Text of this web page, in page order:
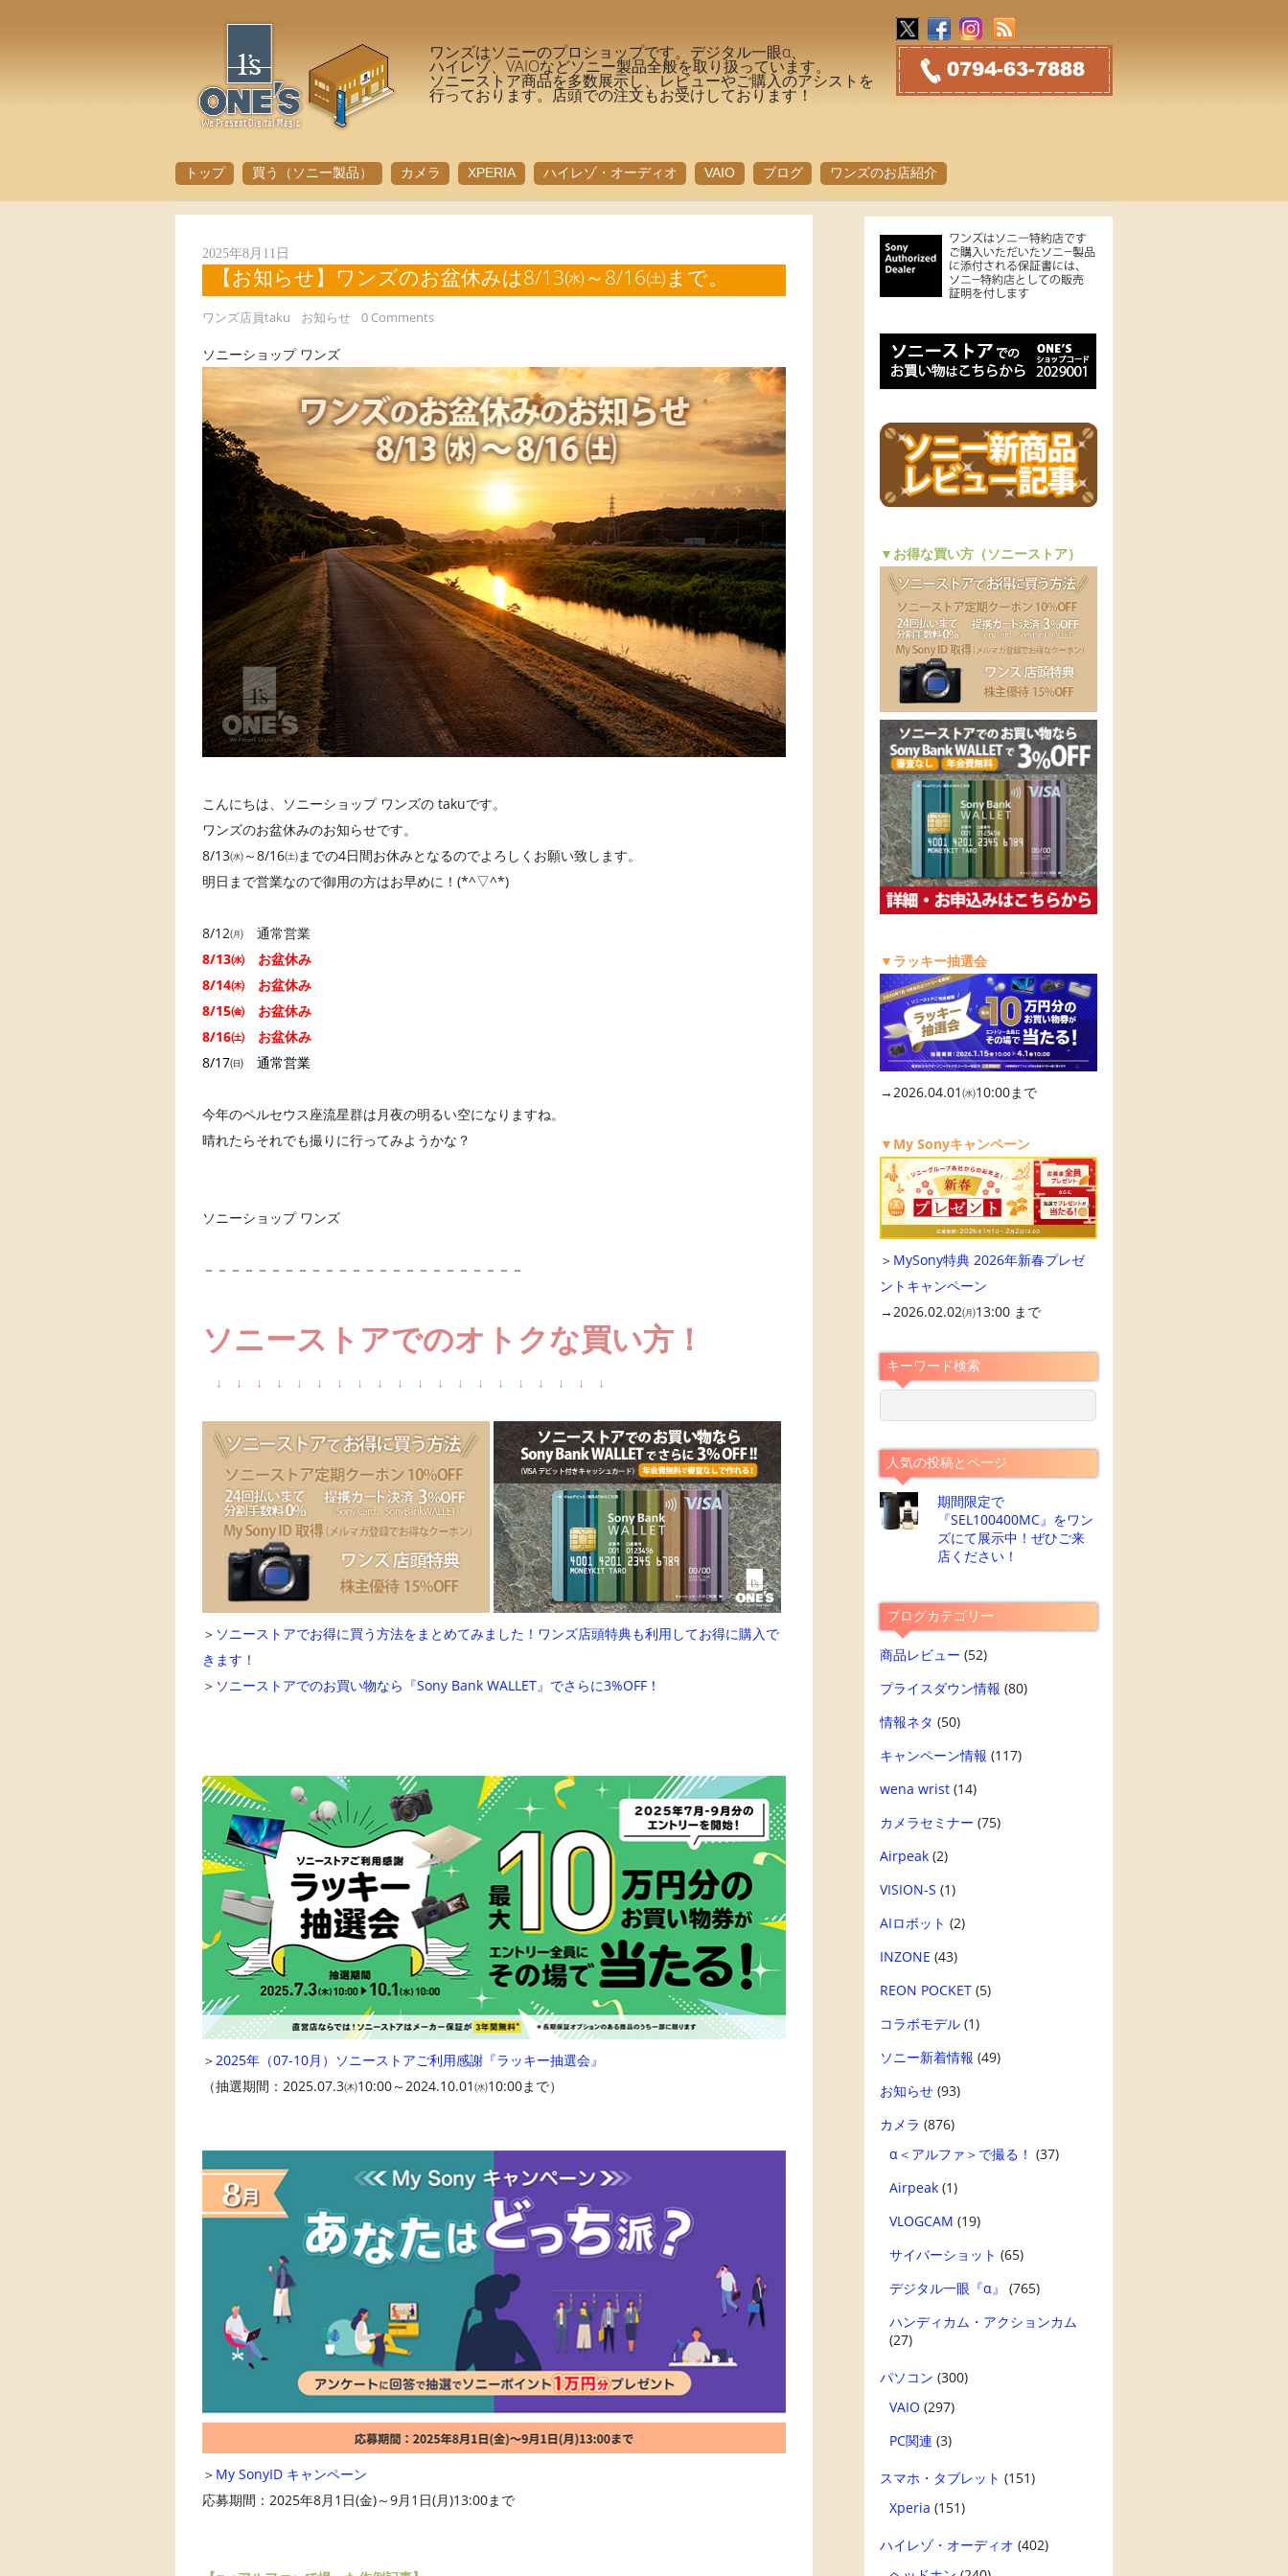
ワンズはソニーのプロショップです。デジタル一眼α、
ハイレゾ、VAIOなどソニー製品全般を取り扱っています。
ソニーストア商品を多数展示し、レビューやご購入のアシストを
行っております。店頭での注文もお受けしております！
トップ 買う（ソニー製品） カメラ XPERIA ハイレゾ・オーディオ VAIO ブログ ワンズのお店紹介
2025年8月11日
【お知らせ】ワンズのお盆休みは8/13㈬～8/16㈯まで。
ワンズ店員taku お知らせ 0 Comments
ソニーショップ ワンズ
こんにちは、ソニーショップ ワンズの takuです。
ワンズのお盆休みのお知らせです。
8/13㈬～8/16㈯までの4日間お休みとなるのでよろしくお願い致します。
明日まで営業なので御用の方はお早めに！(*^▽^*)
8/12㈪ 通常営業
8/13㈬ お盆休み
8/14㈭ お盆休み
8/15㈮ お盆休み
8/16㈯ お盆休み
8/17㈰ 通常営業
今年のペルセウス座流星群は月夜の明るい空になりますね。
晴れたらそれでも撮りに行ってみようかな？
ソニーショップ ワンズ
－－－－－－－－－－－－－－－－－－－－－－－－
ソニーストアでのオトクな買い方！
↓ ↓ ↓ ↓ ↓ ↓ ↓ ↓ ↓ ↓ ↓ ↓ ↓ ↓ ↓ ↓ ↓ ↓ ↓ ↓
＞ ソニーストアでお得に買う方法をまとめてみました！ワンズ店頭特典も利用してお得に購入で
きます！
＞ ソニーストアでのお買い物なら『Sony Bank WALLET』でさらに3%OFF！
＞ 2025年（07-10月）ソニーストアご利用感謝『ラッキー抽選会』
（抽選期間：2025.07.3㈭10:00～2024.10.01㈬10:00まで）
＞ My SonyID キャンペーン
応募期間：2025年8月1日(金)～9月1日(月)13:00まで
▼お得な買い方（ソニーストア）
▼ラッキー抽選会
→2026.04.01㈬10:00まで
▼My Sonyキャンペーン
＞ MySony特典 2026年新春プレゼ
ントキャンペーン
→2026.02.02㈪13:00 まで
キーワード検索
人気の投稿とページ
期間限定で
『SEL100400MC』をワン
ズにて展示中！ぜひご来
店ください！
ブログカテゴリー
商品レビュー (52)
プライスダウン情報 (80)
情報ネタ (50)
キャンペーン情報 (117)
wena wrist(14)
カメラセミナー (75)
Airpeak(2)
VISION-S (1)
AIロボット (2)
INZONE (43)
REON POCKET(5)
コラボモデル(1)
ソニー新着情報 (49)
お知らせ(93)
カメラ (876)
α＜アルファ＞で撮る！ (37)
Airpeak(1)
VLOGCAM (19)
サイバーショット (65)
デジタル一眼『α』
(765)
ハンディカム・アクションカム
(27)
パソコン (300)
VAIO (297)
PC関連 (3)
スマホ・タブレット (151)
Xperia (151)
ハイレゾ・オーディオ (402)